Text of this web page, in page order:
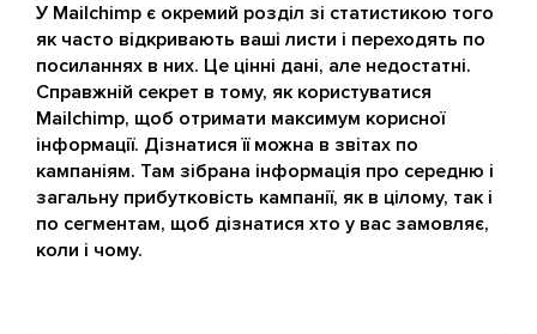
У Mailchimp є окремий розділ зі статистикою того
як часто відкривають ваші листи і переходять по
посиланнях в них. Це цінні дані, але недостатні.
Справжній секрет в тому, як користуватися
Mailchimp, щоб отримати максимум корисної
інформації. Дізнатися її можна в звітах по
кампаніям. Там зібрана інформація про середню і
загальну прибутковість кампанії, як в цілому, так і
по сегментам, щоб дізнатися хто у вас замовляє,
коли і чому.